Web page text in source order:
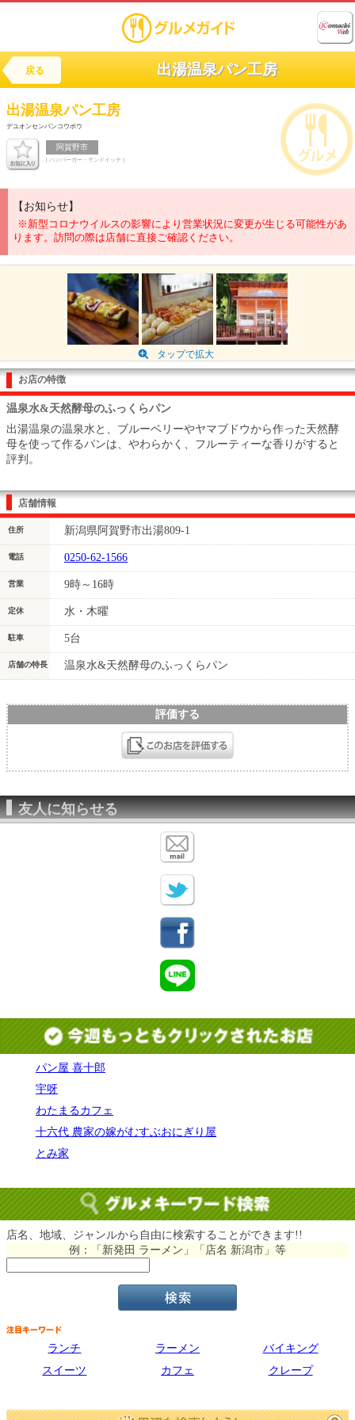
戻る 出湯温泉パン工房
出湯温泉パン工房
デユオンセンパンコウボウ
阿賀野市
[ ハンバーガー・サンドイッチ ]
【お知らせ】
※新型コロナウイルスの影響により営業状況に変更が生じる可能性があ
ります。訪問の際は店舗に直接ご確認ください。
タップで拡大
お店の特徴
温泉水&天然酵母のふっくらパン
出湯温泉の温泉水と、ブルーベリーやヤマブドウから作った天然酵
母を使って作るパンは、やわらかく、フルーティーな香りがすると
評判。
店舗情報
住所 新潟県阿賀野市出湯809-1
電話 0250-62-1566
営業 9時～16時
定休 水・木曜
駐車 5台
店舗の特長 温泉水&天然酵母のふっくらパン
評価する
友人に知らせる
パン屋 喜十郎
宇呀
わたまるカフェ
十六代 農家の嫁がむすぶおにぎり屋
とみ家
店名、地域、ジャンルから自由に検索することができます!!
例：「新発田 ラーメン」「店名 新潟市」等
ランチ ラーメン
バイキング
スイーツ
カフェ クレープ